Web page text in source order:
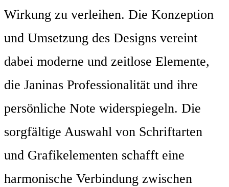
Wirkung zu verleihen. Die Konzeption
und Umsetzung des Designs vereint
dabei moderne und zeitlose Elemente,
die Janinas Professionalität und ihre
persönliche Note widerspiegeln. Die
sorgfältige Auswahl von Schriftarten
und Grafikelementen schafft eine
harmonische Verbindung zwischen